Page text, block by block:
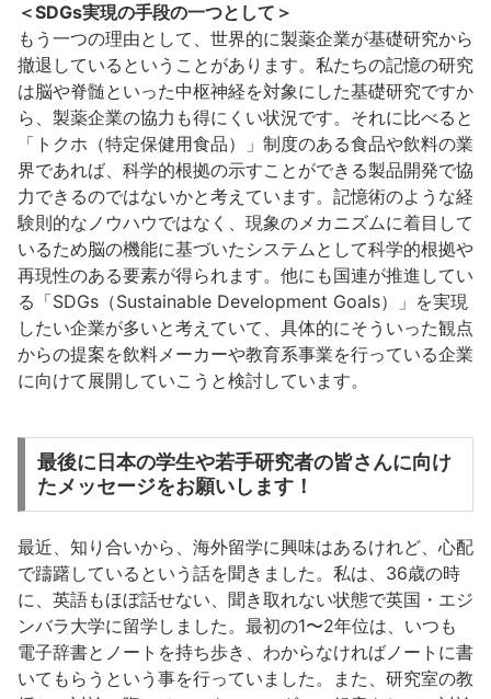
＜SDGs実現の手段の一つとして＞
もう一つの理由として、世界的に製薬企業が基礎研究から
撤退しているということがあります。私たちの記憶の研究
は脳や脊髄といった中枢神経を対象にした基礎研究ですか
ら、製薬企業の協力も得にくい状況です。それに比べると
「トクホ（特定保健用食品）」制度のある食品や飲料の業
界であれば、科学的根拠の示すことができる製品開発で協
力できるのではないかと考えています。記憶術のような経
験則的なノウハウではなく、現象のメカニズムに着目して
いるため脳の機能に基づいたシステムとして科学的根拠や
再現性のある要素が得られます。他にも国連が推進してい
る「SDGs（Sustainable Development Goals）」を実現
したい企業が多いと考えていて、具体的にそういった観点
からの提案を飲料メーカーや教育系事業を行っている企業
に向けて展開していこうと検討しています。
最後に日本の学生や若手研究者の皆さんに向け
たメッセージをお願いします！
最近、知り合いから、海外留学に興味はあるけれど、心配
で躊躇しているという話を聞きました。私は、36歳の時
に、英語もほぼ話せない、聞き取れない状態で英国・エジ
ンバラ大学に留学しました。最初の1〜2年位は、いつも
電子辞書とノートを持ち歩き、わからなければノートに書
いてもらうという事を行っていました。また、研究室の教